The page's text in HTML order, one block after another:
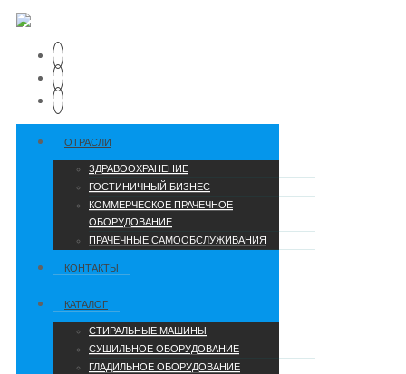
ОТРАСЛИ
ЗДРАВООХРАНЕНИЕ
ГОСТИНИЧНЫЙ БИЗНЕС
КОММЕРЧЕСКОЕ ПРАЧЕЧНОЕ
ОБОРУДОВАНИЕ
ПРАЧЕЧНЫЕ САМООБСЛУЖИВАНИЯ
КОНТАКТЫ
КАТАЛОГ
СТИРАЛЬНЫЕ МАШИНЫ
СУШИЛЬНОЕ ОБОРУДОВАНИЕ
ГЛАДИЛЬНОЕ ОБОРУДОВАНИЕ